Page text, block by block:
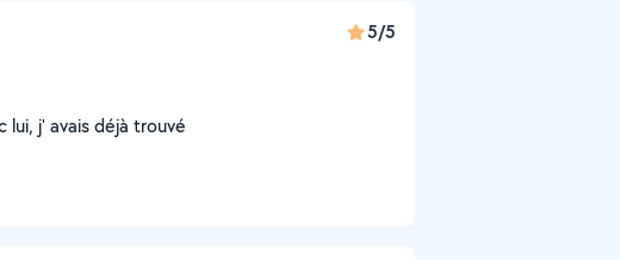
5/5
lui, j' avais déjà trouvé